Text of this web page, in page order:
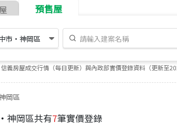
預售屋
市 ・ 神岡區
義房屋成交行情（每日更新）與內政部實價登錄資料（更新至
岡區
· 神岡區共有7筆實價登錄